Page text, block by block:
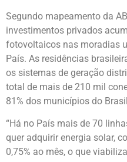
Segundo mapeamento da
investimentos privados
fotovoltaicos nas moradias
País. As residências
os sistemas de geração
total de mais de 210 mil
81% dos municípios do
“Há no País mais de 70
quer adquirir energia solar,
0,75% ao mês, o que